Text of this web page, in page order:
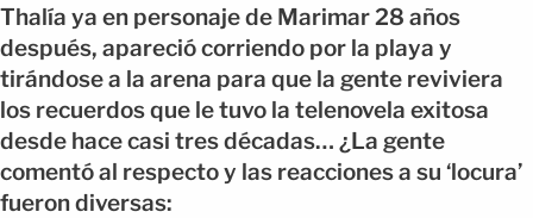
Thalía ya en personaje de Marimar 28 años
después, apareció corriendo por la playa y
tirándose a la arena para que la gente reviviera
los recuerdos que le tuvo la telenovela exitosa
desde hace casi tres décadas… ¿La gente
comentó al respecto y las reacciones a su ‘locura’
fueron diversas: